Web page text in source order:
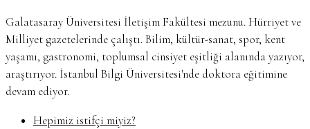
Galatasaray Üniversitesi İletişim Fakültesi mezunu. Hürriyet ve
Milliyet gazetelerinde çalıştı. Bilim, kültür-sanat, spor, kent
yaşamı, gastronomi, toplumsal cinsiyet eşitliği alanında yazıyor,
araştırıyor. İstanbul Bilgi Üniversitesi'nde doktora eğitimine
devam ediyor.
Hepimiz istifçi miyiz?